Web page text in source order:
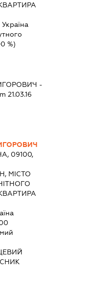
Україна
%)
-
21.03.16
09100,
МІСТО